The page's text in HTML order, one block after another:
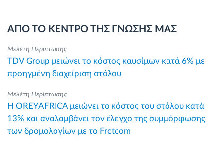
ΑΠΟ ΤΟ ΚΕΝΤΡΟ ΤΗΣ ΓΝΩΣΗΣ ΜΑΣ
Μελέτη Περίπτωσης
TDV Group μειώνει το κόστος καυσίμων κατά 6% με
προηγμένη διαχείριση στόλου
Μελέτη Περίπτωσης
Η OREYAFRICA μειώνει το κόστος του στόλου κατά
13% και αναλαμβάνει τον έλεγχο της συμμόρφωσης
των δρομολογίων με το Frotcom